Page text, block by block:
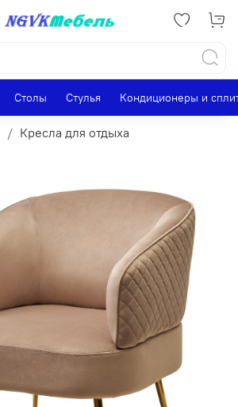
Столы Стулья Кондиционеры и
Кресла для отдыха